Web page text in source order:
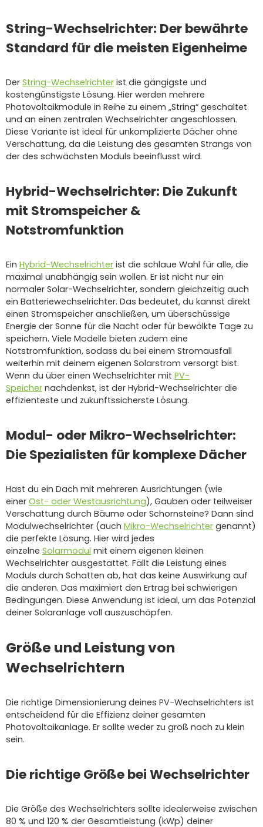
String-Wechselrichter: Der bewährte
Standard für die meisten Eigenheime
Der String-Wechselrichter ist die gängigste und
kostengünstigste Lösung. Hier werden mehrere
Photovoltaikmodule in Reihe zu einem „String“ geschaltet
und an einen zentralen Wechselrichter angeschlossen.
Diese Variante ist ideal für unkomplizierte Dächer ohne
Verschattung, da die Leistung des gesamten Strangs von
der des schwächsten Moduls beeinflusst wird.
Hybrid-Wechselrichter: Die Zukunft
mit Stromspeicher &
Notstromfunktion
Ein Hybrid-Wechselrichter ist die schlaue Wahl für alle, die
maximal unabhängig sein wollen. Er ist nicht nur ein
normaler Solar-Wechselrichter, sondern gleichzeitig auch
ein Batteriewechselrichter. Das bedeutet, du kannst direkt
einen Stromspeicher anschließen, um überschüssige
Energie der Sonne für die Nacht oder für bewölkte Tage zu
speichern. Viele Modelle bieten zudem eine
Notstromfunktion, sodass du bei einem Stromausfall
weiterhin mit deinem eigenen Solarstrom versorgt bist.
Wenn du über einen Wechselrichter mit PV-
Speicher nachdenkst, ist der Hybrid-Wechselrichter die
effizienteste und zukunftssicherste Lösung.
Modul- oder Mikro-Wechselrichter:
Die Spezialisten für komplexe Dächer
Hast du ein Dach mit mehreren Ausrichtungen (wie
einer Ost- oder Westausrichtung), Gauben oder teilweiser
Verschattung durch Bäume oder Schornsteine? Dann sind
Modulwechselrichter (auch Mikro-Wechselrichter genannt)
die perfekte Lösung. Hier wird jedes
einzelne Solarmodul mit einem eigenen kleinen
Wechselrichter ausgestattet. Fällt die Leistung eines
Moduls durch Schatten ab, hat das keine Auswirkung auf
die anderen. Das maximiert den Ertrag bei schwierigen
Bedingungen. Diese Anwendung ist ideal, um das Potenzial
deiner Solaranlage voll auszuschöpfen.
Größe und Leistung von
Wechselrichtern
Die richtige Dimensionierung deines PV-Wechselrichters ist
entscheidend für die Effizienz deiner gesamten
Photovoltaikanlage. Er sollte weder zu groß noch zu klein
sein.
Die richtige Größe bei Wechselrichter
Die Größe des Wechselrichters sollte idealerweise zwischen
80 % und 120 % der Gesamtleistung (kWp) deiner